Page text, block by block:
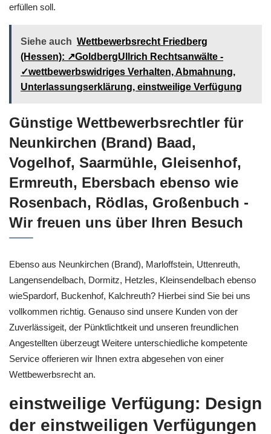
erfüllen soll.
Siehe auch Wettbewerbsrecht Friedberg
(Hessen): ↗GoldbergUllrich Rechtsanwälte -
✓wettbewerbswidriges Verhalten, Abmahnung,
Unterlassungserklärung, einstweilige Verfügung
Günstige Wettbewerbsrechtler für
Neunkirchen (Brand) Baad,
Vogelhof, Saarmühle, Gleisenhof,
Ermreuth, Ebersbach ebenso wie
Rosenbach, Rödlas, Großenbuch -
Wir freuen uns über Ihren Besuch
Ebenso aus Neunkirchen (Brand), Marloffstein, Uttenreuth,
Langensendelbach, Dormitz, Hetzles, Kleinsendelbach ebenso
wieSpardorf, Buckenhof, Kalchreuth? Hierbei sind Sie bei uns
vollkommen richtig. Genauso sind unsere Kunden von der
Zuverlässigeit, der Pünktlichtkeit und unseren freundlichen
Angestellten überzeugt Weitere unterschiedliche kompetente
Service offerieren wir Ihnen extra abgesehen von einer
Wettbewerbsrecht an.
einstweilige Verfügung: Design
der einstweiligen Verfügungen